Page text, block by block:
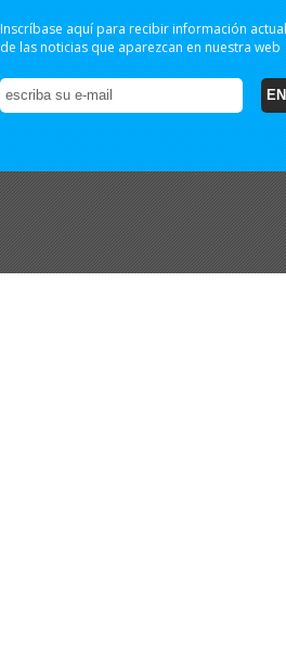
Inscríbase aquí para recibir información
de las noticias que aparezcan en nuestra web